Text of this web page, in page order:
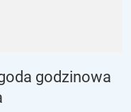
godzinowa